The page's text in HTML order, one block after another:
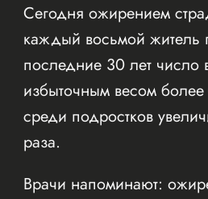
Сегодня ожирением
каждый восьмой житель
последние 30 лет число
избыточным весом
среди подростков
раза.
Врачи напоминают: